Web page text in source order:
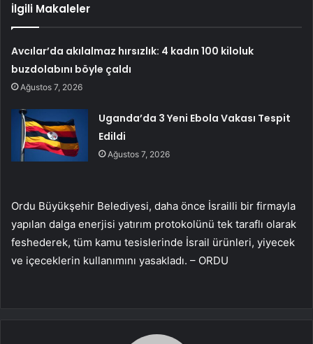
İlgili Makaleler
Avcılar’da akılalmaz hırsızlık: 4 kadın 100 kiloluk
buzdolabını böyle çaldı
Ağustos 7, 2026
Uganda’da 3 Yeni Ebola Vakası Tespit
Edildi
Ağustos 7, 2026
Ordu Büyükşehir Belediyesi, daha önce İsrailli bir firmayla
yapılan dalga enerjisi yatırım protokolünü tek taraflı olarak
feshederek, tüm kamu tesislerinde İsrail ürünleri, yiyecek
ve içeceklerin kullanımını yasakladı. – ORDU